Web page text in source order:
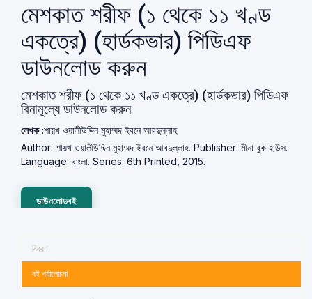
মেশকাত শরীফ (১ থেকে ১১ খণ্ড
একত্রে) (হার্ডকভার) পিডিএফ
ডাউনলোড করুন
মেশকাত শরীফ (১ থেকে ১১ খণ্ড একত্রে) (হার্ডকভার) পিডিএফ
বিনামূল্যে ডাউনলোড করুন
লেখক :শায়খ ওয়ালীউদ্দিন মুহাম্মদ ইবনে আবদুল্লাহ
Author: শায়খ ওয়ালীউদ্দিন মুহাম্মদ ইবনে আবদুল্লাহ. Publisher: মীনা বুক হাউস.
Language: বাংলা. Series: 6th Printed, 2015.
ডাউনলোডবই
বিবরণ
বই পর্যালোচনা